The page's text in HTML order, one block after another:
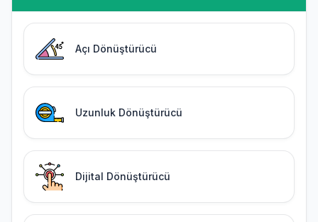
Açı Dönüştürücü
Uzunluk Dönüştürücü
Dijital Dönüştürücü